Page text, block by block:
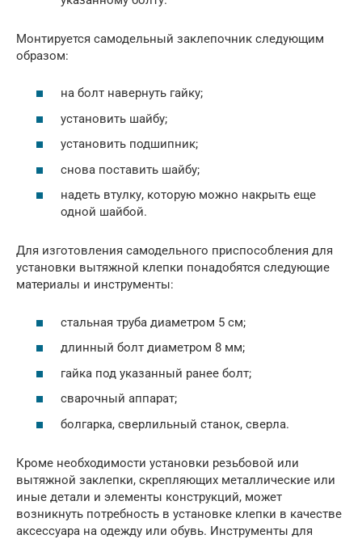
Монтируется самодельный заклепочник следующим
образом:
на болт навернуть гайку;
установить шайбу;
установить подшипник;
снова поставить шайбу;
надеть втулку, которую можно накрыть еще
одной шайбой.
Для изготовления самодельного приспособления для
установки вытяжной клепки понадобятся следующие
материалы и инструменты:
стальная труба диаметром 5 см;
длинный болт диаметром 8 мм;
гайка под указанный ранее болт;
сварочный аппарат;
болгарка, сверлильный станок, сверла.
Кроме необходимости установки резьбовой или
вытяжной заклепки, скрепляющих металлические или
иные детали и элементы конструкций, может
возникнуть потребность в установке клепки в качестве
аксессуара на одежду или обувь. Инструменты для